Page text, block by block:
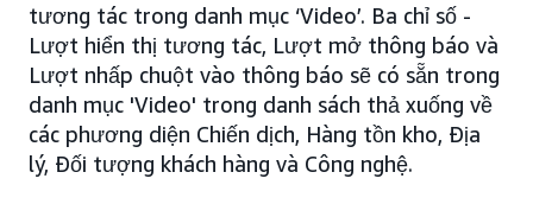
tương tác trong danh mục ‘Video’. Ba chỉ số -
Lượt hiển thị tương tác, Lượt mở thông báo và
Lượt nhấp chuột vào thông báo sẽ có sẵn trong
danh mục 'Video' trong danh sách thả xuống về
các phương diện Chiến dịch, Hàng tồn kho, Địa
lý, Đối tượng khách hàng và Công nghệ.